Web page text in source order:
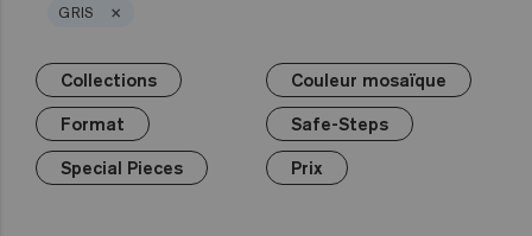
GRIS ×
Collections
Collections ×
Premium
Terrazzo
Couleur mosaïque
Couleur mosaïque ×
Blanc
Noir
Gris
Bleus
Format
Format ×
25mm
50mm
Safe-Steps
Safe-Steps ×
Anti-slip mosaics
Special Pieces
Special Pieces ×
Corner
Cove
Prix
Prix ×
€
€€